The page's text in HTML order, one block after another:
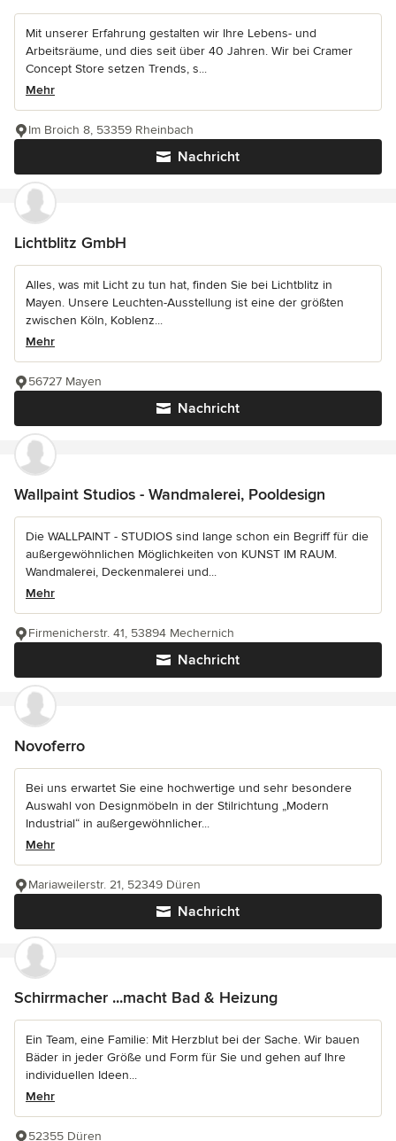
Mit unserer Erfahrung gestalten wir Ihre Lebens- und
Arbeitsräume, und dies seit über 40 Jahren. Wir bei Cramer
Concept Store setzen Trends, s...
Mehr
Nachricht
Im Broich 8, 53359 Rheinbach
Lichtblitz GmbH
Alles, was mit Licht zu tun hat, finden Sie bei Lichtblitz in
Mayen. Unsere Leuchten-Ausstellung ist eine der größten
zwischen Köln, Koblenz...
Mehr
Nachricht
56727 Mayen
Wallpaint Studios - Wandmalerei, Pooldesign
Die WALLPAINT - STUDIOS sind lange schon ein Begriff für die
außergewöhnlichen Möglichkeiten von KUNST IM RAUM.
Wandmalerei, Deckenmalerei und...
Mehr
Nachricht
Firmenicherstr. 41, 53894 Mechernich
Novoferro
Bei uns erwartet Sie eine hochwertige und sehr besondere
Auswahl von Designmöbeln in der Stilrichtung „Modern
Industrial“ in außergewöhnlicher...
Mehr
Nachricht
Mariaweilerstr. 21, 52349 Düren
Schirrmacher ...macht Bad & Heizung
Ein Team, eine Familie: Mit Herzblut bei der Sache. Wir bauen
Bäder in jeder Größe und Form für Sie und gehen auf Ihre
individuellen Ideen...
Mehr
52355 Düren